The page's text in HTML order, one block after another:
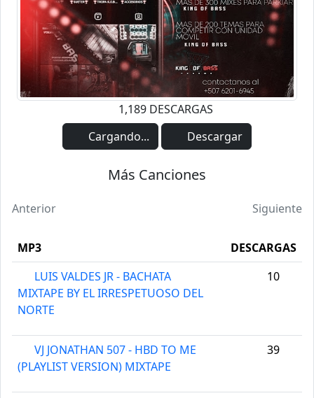
1,189 DESCARGAS
Cargando...
Descargar
Más Canciones
Anterior Siguiente
MP3
DESCARGAS
LUIS VALDES JR - BACHATA
MIXTAPE BY EL IRRESPETUOSO DEL
NORTE
10
VJ JONATHAN 507 - HBD TO ME
(PLAYLIST VERSION) MIXTAPE
39